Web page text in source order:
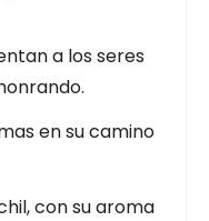
a los seres
en su camino
con su aroma